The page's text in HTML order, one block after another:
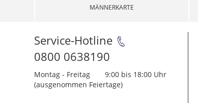
MÄNNERKARTE
Service-Hotline
0800 0638190
Montag - Freitag
9:00 bis 18:00 Uhr
(ausgenommen Feiertage)